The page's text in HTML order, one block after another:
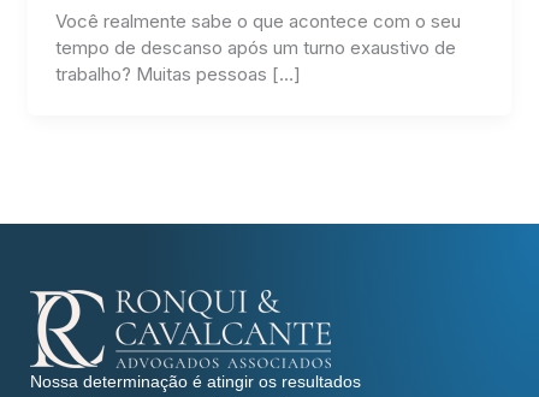
Você realmente sabe o que acontece com o seu
tempo de descanso após um turno exaustivo de
trabalho? Muitas pessoas […]
Nossa determinação é atingir os resultados